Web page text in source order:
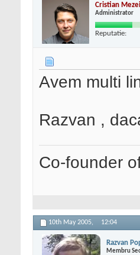
Cristian Mezei
Administrator
Reputatie:
Avem multi
Razvan ,
Co-founder
10th May 2005, 12:04
Razvan
Membru